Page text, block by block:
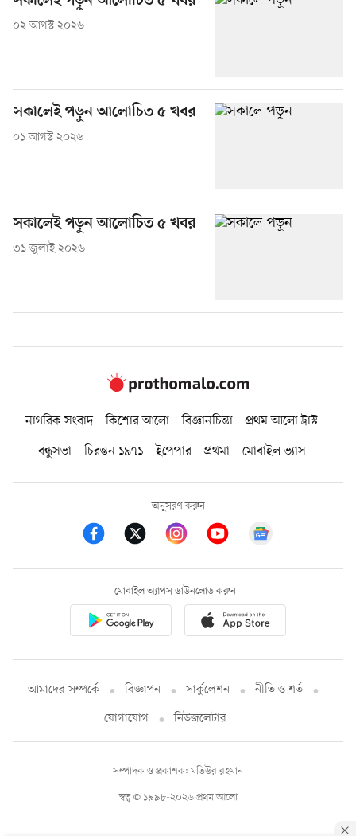
০২ আগস্ট ২০২৬
সকালেই পড়ুন আলোচিত ৫ খবর
০১ আগস্ট ২০২৬
সকালেই পড়ুন আলোচিত ৫ খবর
৩১ জুলাই ২০২৬
নাগরিক সংবাদ কিশোর আলো বিজ্ঞানচিন্তা
প্রথম আলো ট্রাস্ট
বন্ধুসভা
চিরন্তন ১৯৭১ ইপেপার প্রথমা মোবাইল ভ্যাস
অনুসরণ করুন
মোবাইল অ্যাপস ডাউনলোড করুন
আমাদের সম্পর্কে বিজ্ঞাপন সার্কুলেশন
নীতি ও শর্ত
যোগাযোগ
নিউজলেটার
স্বত্ব © ১৯৯৮-২০২৬ প্রথম আলো
সম্পাদক ও প্রকাশক: মতিউর রহমান